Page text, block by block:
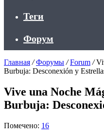
Теги
Форум
Главная / Форумы / Forum /
Burbuja: Desconexión y
Vive una Noche
Burbuja:
Помечено: 16